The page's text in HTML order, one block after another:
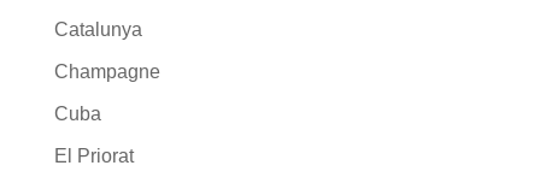
Catalunya
Champagne
Cuba
El Priorat